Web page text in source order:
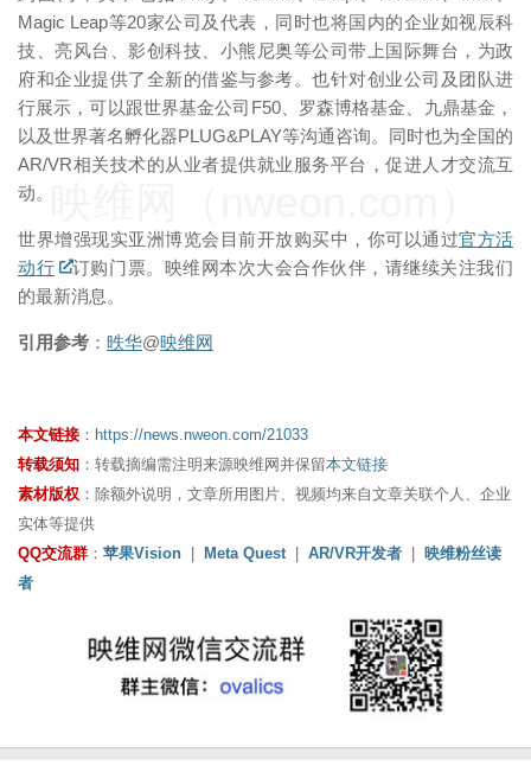
Magic Leap等20家公司及代表，同时也将国内的企业如视辰科
技、亮风台、影创科技、小熊尼奥等公司带上国际舞台，为政
府和企业提供了全新的借鉴与参考。也针对创业公司及团队进
行展示，可以跟世界基金公司F50、罗森博格基金、九鼎基金，
以及世界著名孵化器PLUG&PLAY等沟通咨询。同时也为全国的
AR/VR相关技术的从业者提供就业服务平台，促进人才交流互
动。
世界增强现实亚洲博览会目前开放购买中，你可以通过官方活
动行
订购门票。映维网本次大会合作伙伴，请继续关注我们
的最新消息。
引用参考 ： 昳华@映维网
本文链接 ： https://news.nweon.com/21033
转载须知 ：转载摘编需注明来源映维网并保留本文链接
素材版权 ：除额外说明，文章所用图片、视频均来自文章关联个人、企业
实体等提供
QQ交流群 ： 苹果Vision | Meta Quest | AR/VR开发者 | 映维粉丝读
者